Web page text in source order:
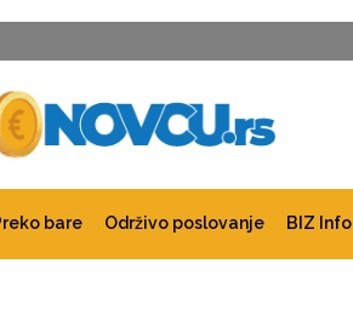
bare Održivo poslovanje BIZ Info